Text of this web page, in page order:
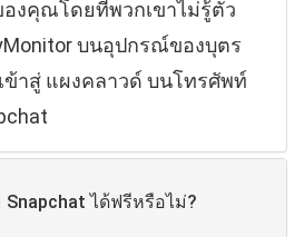
องคุณโดยที่พวกเขาไม่รู้ตัว
บนอุปกรณ์ของบุตร
าสู่ แผงคลาวด์ บนโทรศัพท์
ได้ฟรีหรือไม่?